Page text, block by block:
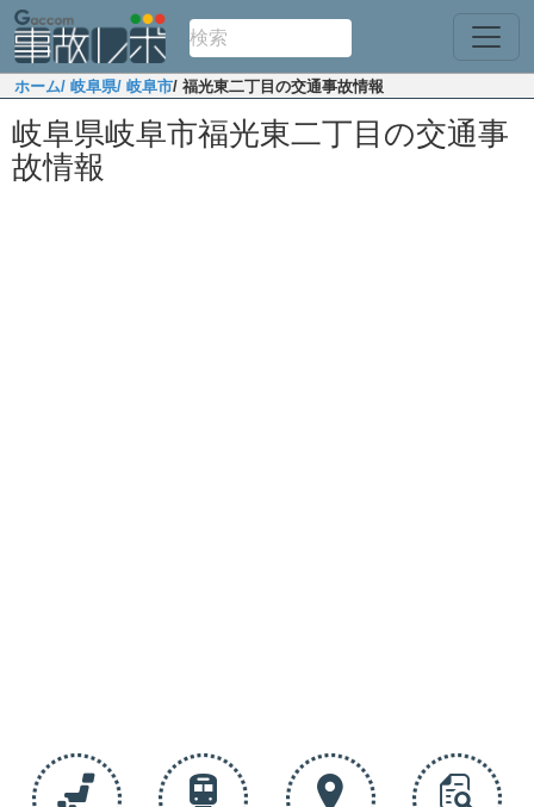
ホーム/ 岐阜県/ 岐阜市/ 福光東二丁目の交通事故情報
岐阜県岐阜市福光東二丁目の交通事
故情報